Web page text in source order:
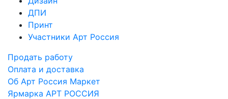
ДПИ
Принт
Участники Арт Россия
Продать работу
Оплата и доставка
Об Арт Россия Маркет
Ярмарка АРТ РОССИЯ